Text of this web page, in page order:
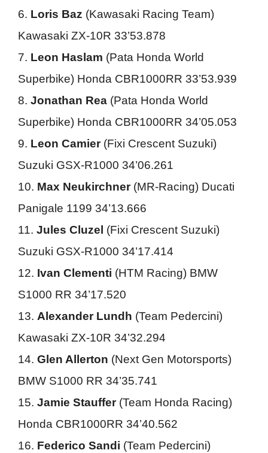
6. Loris Baz (Kawasaki Racing Team)
Kawasaki ZX-10R 33’53.878
7. Leon Haslam (Pata Honda World
Superbike) Honda CBR1000RR 33’53.939
8. Jonathan Rea (Pata Honda World
Superbike) Honda CBR1000RR 34’05.053
9. Leon Camier (Fixi Crescent Suzuki)
Suzuki GSX-R1000 34’06.261
10. Max Neukirchner (MR-Racing) Ducati
Panigale 1199 34’13.666
11. Jules Cluzel (Fixi Crescent Suzuki)
Suzuki GSX-R1000 34’17.414
12. Ivan Clementi (HTM Racing) BMW
S1000 RR 34’17.520
13. Alexander Lundh (Team Pedercini)
Kawasaki ZX-10R 34’32.294
14. Glen Allerton (Next Gen Motorsports)
BMW S1000 RR 34’35.741
15. Jamie Stauffer (Team Honda Racing)
Honda CBR1000RR 34’40.562
16. Federico Sandi (Team Pedercini)